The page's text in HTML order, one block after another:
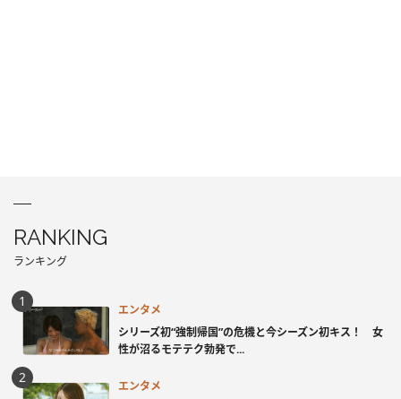
RANKING
ランキング
エンタメ
シリーズ初“強制帰国”の危機と今シーズン初キス！ 女
性が沼るモテテク勃発で...
エンタメ